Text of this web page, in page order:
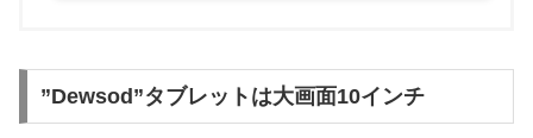
”Dewsod”タブレットは大画面10インチ